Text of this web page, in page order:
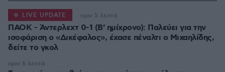
ΠΑΟΚ - Άντερλεχτ 0-1 (Β' ημίχρονο): Παλεύει για την
ισοφάριση ο «Δικέφαλος», έχασε πέναλτι ο Μιχαηλίδης,
LIVE UPDATE πριν 5 λεπτά
πριν 6 λεπτά